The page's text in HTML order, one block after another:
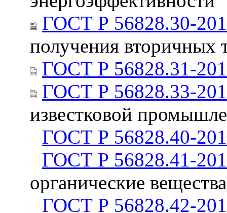
ГОСТ Р 56828.30-
получения вторичных
ГОСТ Р 56828.31-
ГОСТ Р 56828.33-
известковой
ГОСТ Р 56828.40-
ГОСТ Р 56828.41-
органические
ГОСТ Р 56828.42-